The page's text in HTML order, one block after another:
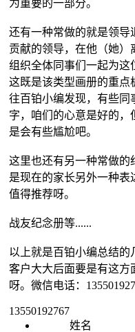
为重要的一部分。
还有一种常做的就是领导
贡献的领导，在他（她）
组织全体同事们一起为这
这既是该类型画册的重点
往百铂小编发现，有些同
字，咱们的心意是好的，
是会有些尴尬吧。
这里也还有另一种常做的
是现在的家长另外一种表
值得推荐呀。
战友纪念册等......
以上就是百铂小编总结的
客户大大后面要是有这方
呀。微信电话：
13550192767
姓名